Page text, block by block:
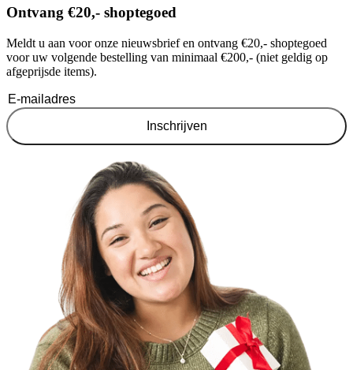
Ontvang €20,- shoptegoed
Meldt u aan voor onze nieuwsbrief en ontvang €20,- shoptegoed
voor uw volgende bestelling van minimaal €200,- (niet geldig op
afgeprijsde items).
Inschrijven